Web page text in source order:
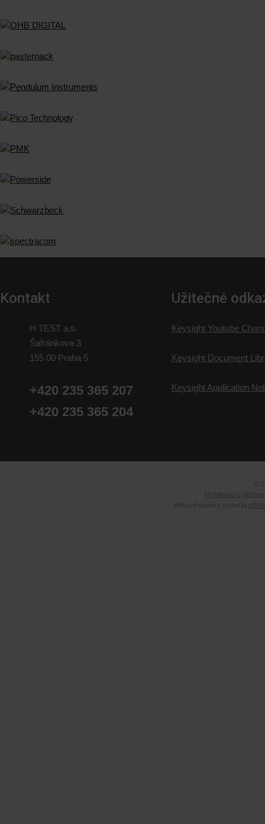
Kontakt
H TEST a.s.
Šafránkova 3
155 00 Praha 5
+420 235 365 207
+420 235 365 204
Užitečné
Keysight Youtube
Keysight Document
Keysight Application
Prohlášení o
Webové stránky vytvořila